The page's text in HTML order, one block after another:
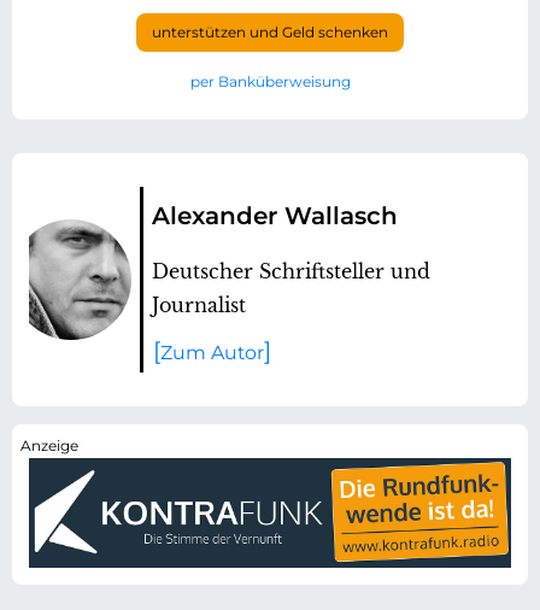
unterstützen und Geld schenken
per Banküberweisung
Alexander Wallasch
Deutscher Schriftsteller und
Journalist
Zum Autor